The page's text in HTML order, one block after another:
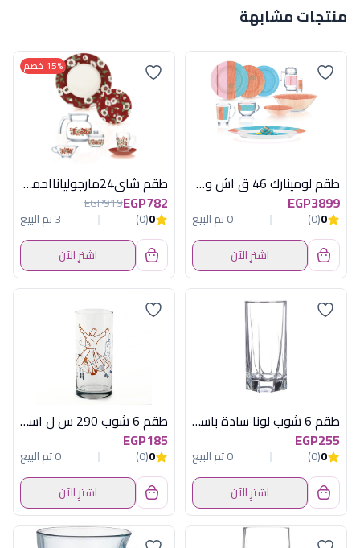
منتجات مشابهة
طقم لومينارك 46 ق اش وود بلو امارتى
EGP3899
0
(0)
0 تم البيع
اشترِ الآن
15% خصم
طقم شاى24مارجوليانااحمرلومينارك اماراتى
EGP782
EGP919
0
(0)
3 تم البيع
اشترِ الآن
طقم 6 شوب لونا سادة باسابتشة
EGP255
0
(0)
0 تم البيع
اشترِ الآن
طقم 6 شوب 290 س ل اسطنبول تركى
EGP185
0
(0)
0 تم البيع
اشترِ الآن